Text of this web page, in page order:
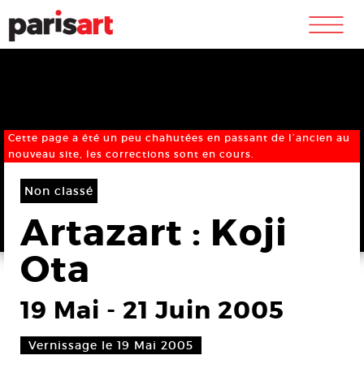
m
Cette page a été un peu chahutées en passant de l’ancien au
nouveau site, les corrections sont en cours.
Non classé
Artazart : Koji
Ota
19 Mai - 21 Juin 2005
Vernissage le 19 Mai 2005